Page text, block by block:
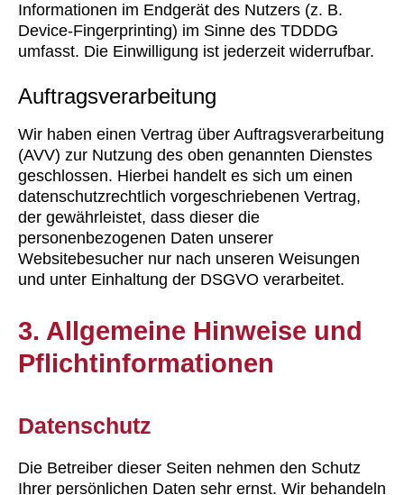
Informationen im Endgerät des Nutzers (z. B.
Device-Fingerprinting) im Sinne des TDDDG
umfasst. Die Einwilligung ist jederzeit widerrufbar.
Auftragsverarbeitung
Wir haben einen Vertrag über Auftragsverarbeitung
(AVV) zur Nutzung des oben genannten Dienstes
geschlossen. Hierbei handelt es sich um einen
datenschutzrechtlich vorgeschriebenen Vertrag,
der gewährleistet, dass dieser die
personenbezogenen Daten unserer
Websitebesucher nur nach unseren Weisungen
und unter Einhaltung der DSGVO verarbeitet.
3. Allgemeine Hinweise und
Pflicht­informationen
Datenschutz
Die Betreiber dieser Seiten nehmen den Schutz
Ihrer persönlichen Daten sehr ernst. Wir behandeln